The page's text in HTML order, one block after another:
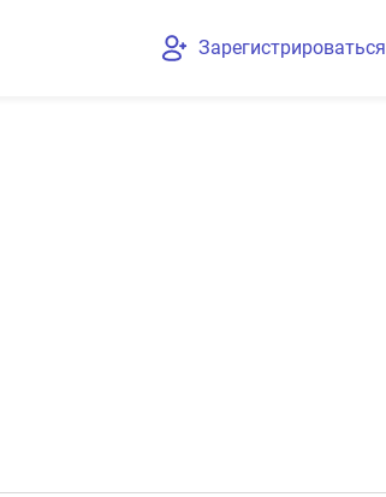
Зарегистрироваться